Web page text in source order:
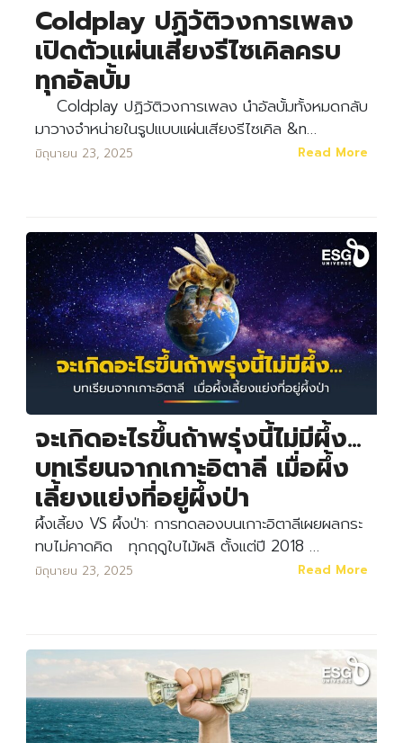
Coldplay ปฏิวัติวงการเพลง
เปิดตัวแผ่นเสียงรีไซเคิลครบ
ทุกอัลบั้ม
Coldplay ปฏิวัติวงการเพลง นำอัลบั้มทั้งหมดกลับ
มาวางจำหน่ายในรูปแบบแผ่นเสียงรีไซเคิล &n…
มิถุนายน 23, 2025 Read More
จะเกิดอะไรขึ้นถ้าพรุ่งนี้ไม่มีผึ้ง…
บทเรียนจากเกาะอิตาลี เมื่อผึ้ง
เลี้ยงแย่งที่อยู่ผึ้งป่า
ผึ้งเลี้ยง VS ผึ้งป่า: การทดลองบนเกาะอิตาลีเผยผลกระ
ทบไม่คาดคิด ทุกฤดูใบไม้ผลิ ตั้งแต่ปี 2018 …
มิถุนายน 23, 2025 Read More